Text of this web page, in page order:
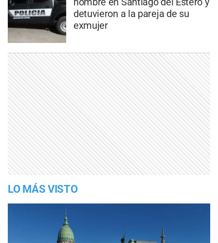
detuvieron a la pareja de su
exmujer
LO MÁS VISTO